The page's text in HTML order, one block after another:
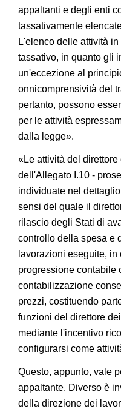
appaltanti e degli enti
tassativamente
L'elenco delle attività
tassativo, in quanto gli
un'eccezione al
onnicomprensività del
pertanto, possono
per le attività
dalla legge».
«Le attività del
dell'Allegato I.10 -
individuate nel
sensi del quale il
rilascio degli Stati di
controllo della spesa e
lavorazioni eseguite,
progressione contabile
contabilizzazione
prezzi, costituendo
funzioni del direttore
mediante l'incentivo
configurarsi come
Questo, appunto, vale
appaltante. Diverso è
della direzione dei